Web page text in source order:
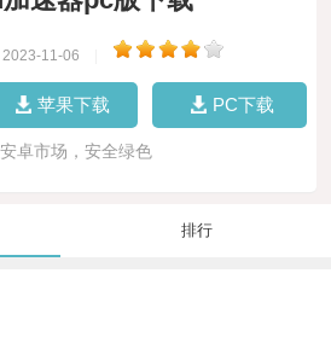
2023-11-06
苹果下载 PC下载
安卓市场，安全绿色
排行